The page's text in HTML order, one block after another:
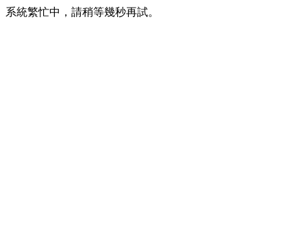
系統繁忙中，請稍等幾秒再試。